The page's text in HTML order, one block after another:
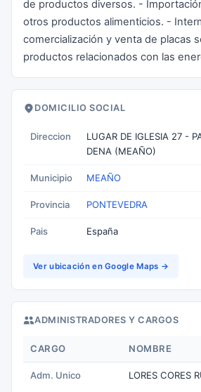
de productos diversos. -
otros productos alimenticios. -
comercialización y venta de placas
productos relacionados con las
DOMICILIO SOCIAL
Direccion
LUGAR DE IGLESIA 27 -
DENA (MEAÑO)
Municipio MEAÑO
Provincia PONTEVEDRA
Pais España
Ver ubicación en Google Maps →
ADMINISTRADORES Y CARGOS
CARGO NOMBRE
Adm. Unico LORES CORES